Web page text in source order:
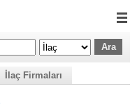
İlaç Firmaları